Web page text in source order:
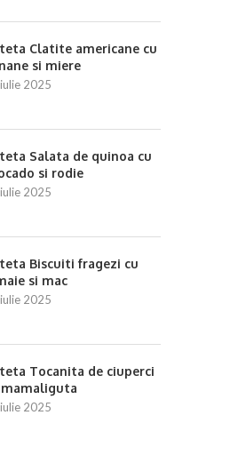
pere si
Reteta Salata de cruditati
Clatite americane cu
si miere
2025
Salata de quinoa cu
si rodie
2025
Biscuiti fragezi cu
si mac
2025
Tocanita de ciuperci
mamaliguta
2025